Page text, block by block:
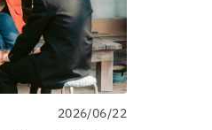
2026/06/22